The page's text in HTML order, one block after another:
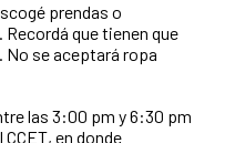
prendas o
que tienen que
No se aceptará ropa
las 3:00 pm y 6:30 pm
en donde